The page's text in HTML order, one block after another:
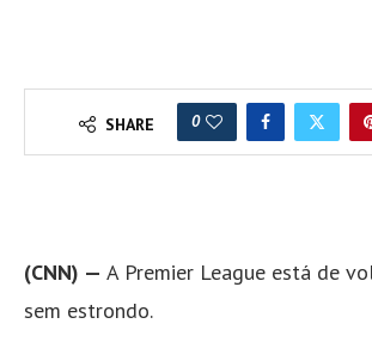
SHARE 0
(CNN) — A Premier League está de
sem estrondo.